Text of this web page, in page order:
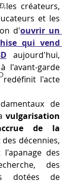
les créateurs,
et les
d'ouvrir un
qui vend
aujourd'hui,
l'avant-garde
l'acte
de
vulgarisation
de la
décennies,
des
des
dotées de